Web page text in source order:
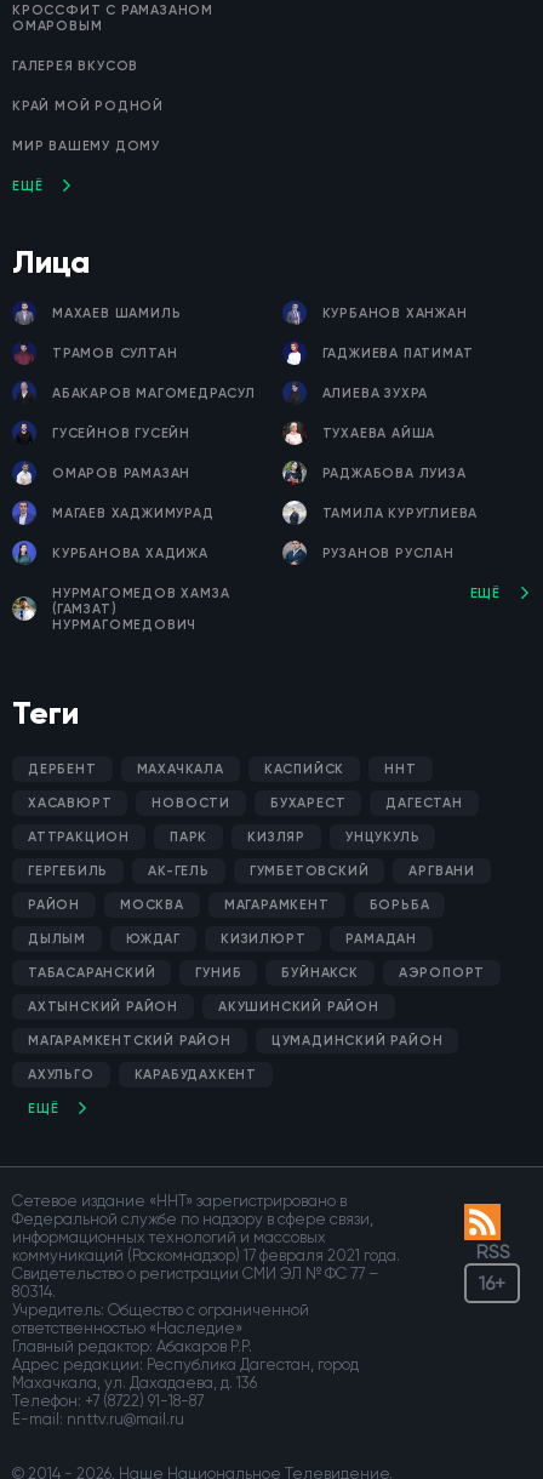
КРОССФИТ С РАМАЗАНОМ
ОМАРОВЫМ
ГАЛЕРЕЯ ВКУСОВ
КРАЙ МОЙ РОДНОЙ
МИР ВАШЕМУ ДОМУ
ЕЩЁ
Лица
МАХАЕВ ШАМИЛЬ КУРБАНОВ ХАНЖАН
ТРАМОВ СУЛТАН ГАДЖИЕВА ПАТИМАТ
АБАКАРОВ МАГОМЕДРАСУЛ АЛИЕВА ЗУХРА
ГУСЕЙНОВ ГУСЕЙН ТУХАЕВА АЙША
ОМАРОВ РАМАЗАН РАДЖАБОВА ЛУИЗА
МАГАЕВ ХАДЖИМУРАД ТАМИЛА КУРУГЛИЕВА
КУРБАНОВА ХАДИЖА РУЗАНОВ РУСЛАН
НУРМАГОМЕДОВ ХАМЗА
(ГАМЗАТ)
НУРМАГОМЕДОВИЧ
ЕЩЁ
Теги
ДЕРБЕНТ МАХАЧКАЛА КАСПИЙСК ННТ
ХАСАВЮРТ НОВОСТИ БУХАРЕСТ ДАГЕСТАН
АТТРАКЦИОН ПАРК КИЗЛЯР УНЦУКУЛЬ
ГЕРГЕБИЛЬ АК-ГЕЛЬ ГУМБЕТОВСКИЙ АРГВАНИ
РАЙОН МОСКВА МАГАРАМКЕНТ БОРЬБА
ДЫЛЫМ ЮЖДАГ КИЗИЛЮРТ РАМАДАН
ТАБАСАРАНСКИЙ ГУНИБ БУЙНАКСК АЭРОПОРТ
АХТЫНСКИЙ РАЙОН АКУШИНСКИЙ РАЙОН
МАГАРАМКЕНТСКИЙ РАЙОН ЦУМАДИНСКИЙ РАЙОН
АХУЛЬГО КАРАБУДАХКЕНТ
ЕЩЁ
Сетевое издание «ННТ» зарегистрировано в
Федеральной службе по надзору в сфере связи,
информационных технологий и массовых
коммуникаций (Роскомнадзор) 17 февраля 2021 года.
Свидетельство о регистрации СМИ ЭЛ № ФС 77 –
80314.
Учредитель: Общество с ограниченной
ответственностью «Наследие»
Главный редактор: Абакаров Р.Р.
Адрес редакции: Республика Дагестан, город
Махачкала, ул. Дахадаева, д. 136
Телефон: +7 (8722) 91-18-87
E-mail:
© 2014 - 2026, Наше Национальное Телевидение.
RSS
16+